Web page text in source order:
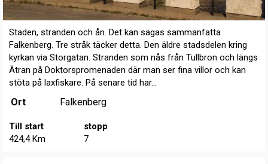
Staden, stranden och ån. Det kan sägas sammanfatta
Falkenberg. Tre stråk täcker detta. Den äldre stadsdelen kring
kyrkan via Storgatan. Stranden som nås från Tullbron och längs
Ätran på Doktorspromenaden där man ser fina villor och kan
stöta på laxfiskare. På senare tid har...
Ort Falkenberg
Till start
424,4 Km
stopp
7